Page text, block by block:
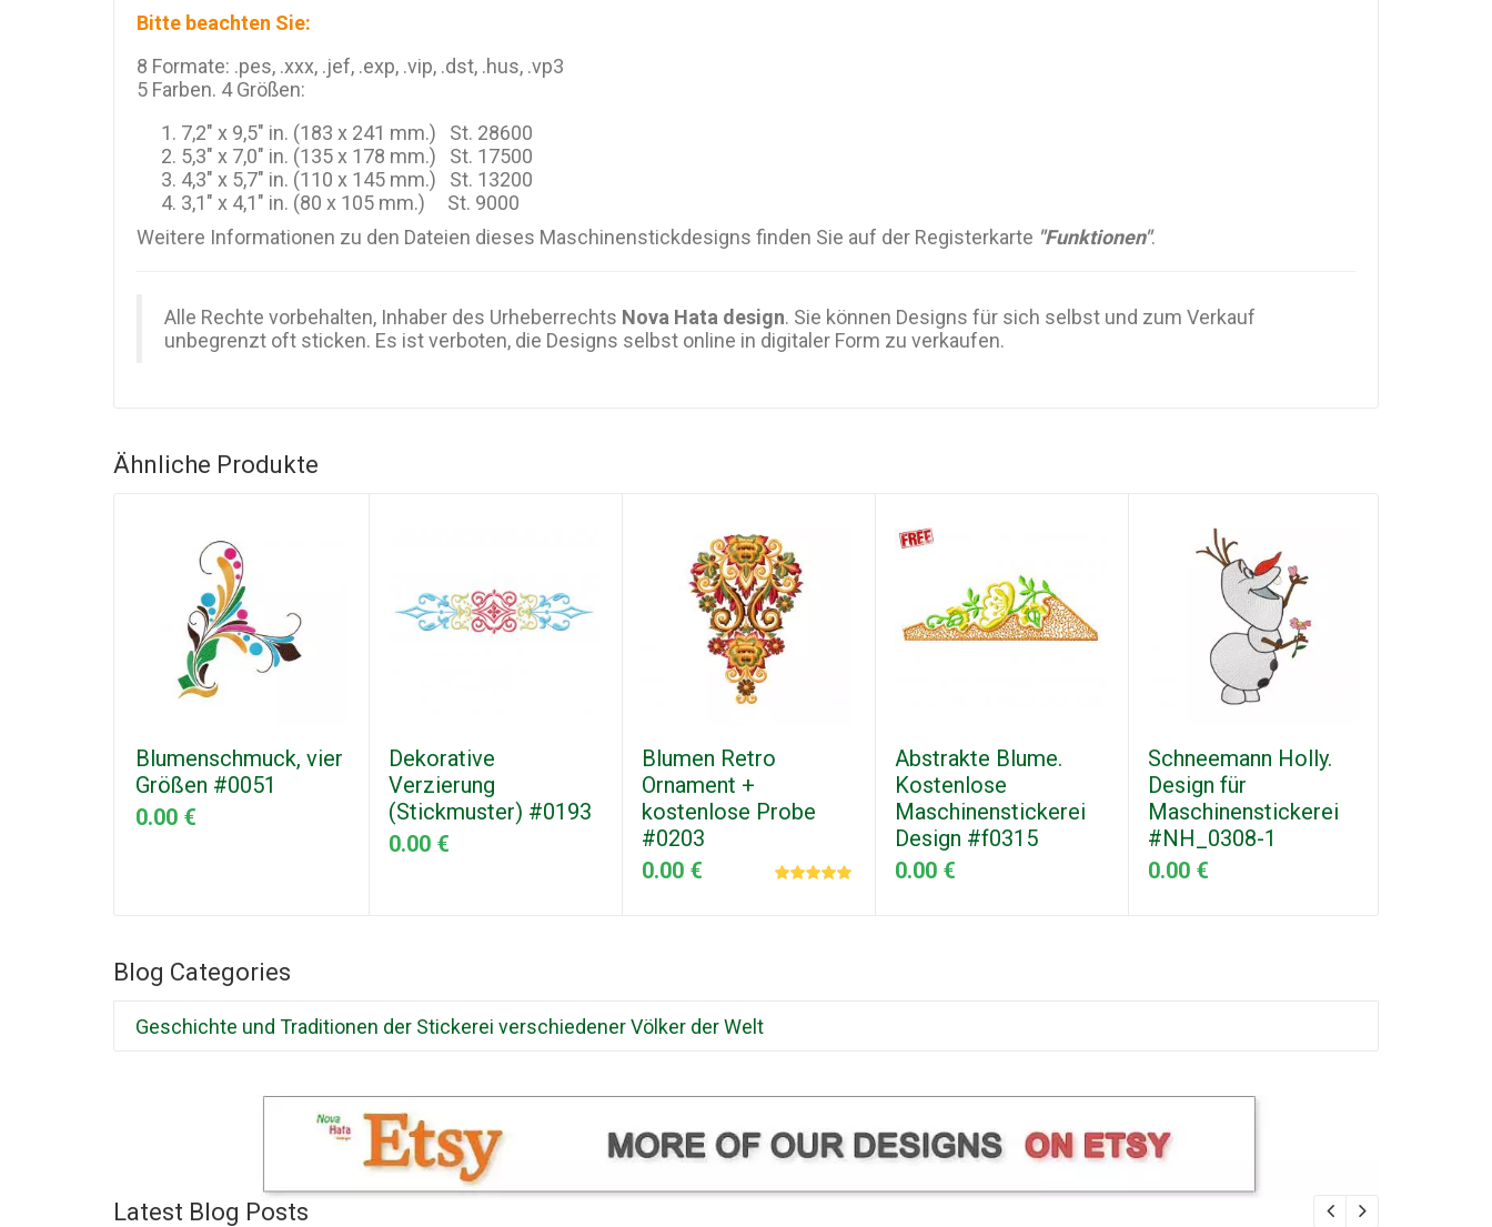
Bitte beachten Sie:
8 Formate: .pes, .xxx, .jef, .exp, .vip, .dst, .hus, .vp3
5 Farben. 4 Größen:
7,2" x 9,5" in. (183 x 241 mm.) St. 28600
5,3" x 7,0" in. (135 x 178 mm.) St. 17500
4,3" x 5,7" in. (110 x 145 mm.) St. 13200
3,1" x 4,1" in. (80 x 105 mm.) St. 9000
Weitere Informationen zu den Dateien dieses Maschinenstickdesigns finden Sie auf der Registerkarte "Funktionen".
Alle Rechte vorbehalten, Inhaber des Urheberrechts Nova Hata design. Sie können Designs für sich selbst und zum Verkauf
unbegrenzt oft sticken. Es ist verboten, die Designs selbst online in digitaler Form zu verkaufen.
Ähnliche Produkte
Blumenschmuck, vier
Größen #0051
0.00 €
Dekorative
Verzierung
(Stickmuster) #0193
0.00 €
Blumen Retro
Ornament +
kostenlose Probe
#0203
0.00 €
Abstrakte Blume.
Kostenlose
Maschinenstickerei
Design #f0315
0.00 €
Schneemann Holly.
Design für
Maschinenstickerei
#NH_0308-1
0.00 €
Blog Categories
Geschichte und Traditionen der Stickerei verschiedener Völker der Welt
Latest Blog Posts